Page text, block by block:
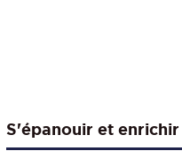
S'épanouir et